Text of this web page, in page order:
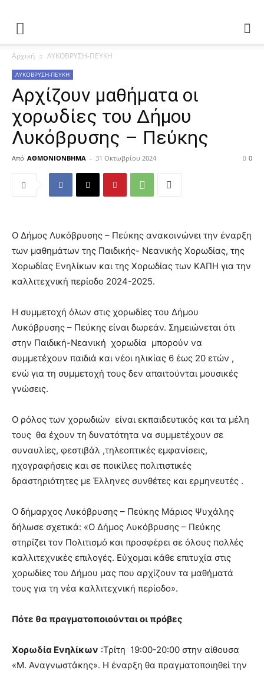
Αρχική ΛΥΚΟΒΡΥΣΗ-ΠΕΥΚΗ
ΛΥΚΟΒΡΥΣΗ-ΠΕΥΚΗ
Αρχίζουν μαθήματα οι
χορωδίες του Δήμου
Λυκόβρυσης – Πεύκης
Από ΑΘΜΟΝΙΟΝΒΗΜΑ - 31 Οκτωβρίου 2024 0
Ο Δήμος Λυκόβρυσης – Πεύκης ανακοινώνει την έναρξη
των μαθημάτων της Παιδικής- Νεανικής Χορωδίας, της
Χορωδίας Ενηλίκων και της Χορωδίας των ΚΑΠΗ για την
καλλιτεχνική περίοδο 2024-2025.
Η συμμετοχή όλων στις χορωδίες του Δήμου
Λυκόβρυσης – Πεύκης είναι δωρεάν. Σημειώνεται ότι
στην Παιδική-Νεανική χορωδία μπορούν να
συμμετέχουν παιδιά και νέοι ηλικίας 6 έως 20 ετών ,
ενώ για τη συμμετοχή τους δεν απαιτούνται μουσικές
γνώσεις.
Ο ρόλος των χορωδιών είναι εκπαιδευτικός και τα μέλη
τους θα έχουν τη δυνατότητα να συμμετέχουν σε
συναυλίες, φεστιβάλ ,τηλεοπτικές εμφανίσεις,
ηχογραφήσεις και σε ποικίλες πολιτιστικές
δραστηριότητες με Έλληνες συνθέτες και ερμηνευτές .
Ο δήμαρχος Λυκόβρυσης – Πεύκης Μάριος Ψυχάλης
δήλωσε σχετικά: «Ο Δήμος Λυκόβρυσης – Πεύκης
στηρίζει τον Πολιτισμό και προσφέρει σε όλους πολλές
καλλιτεχνικές επιλογές. Εύχομαι κάθε επιτυχία στις
χορωδίες του Δήμου μας που αρχίζουν τα μαθήματά
τους για τη νέα καλλιτεχνική περίοδο».
Πότε θα πραγματοποιούνται οι πρόβες
Χορωδία Ενηλίκων :Τρίτη 19:00-20:00 στην αίθουσα
«Μ. Αναγνωστάκης». Η έναρξη θα πραγματοποιηθεί την